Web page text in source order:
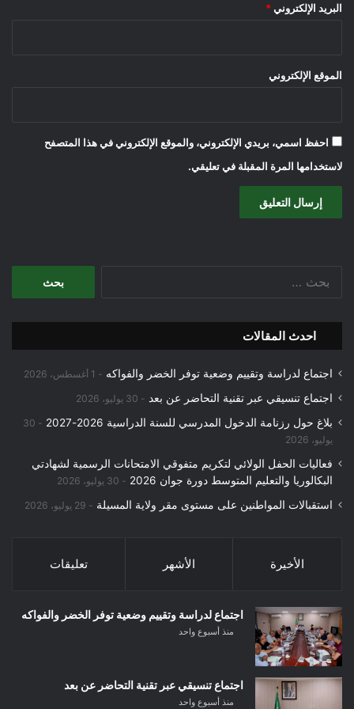
البريد الإلكتروني *
الموقع الإلكتروني
احفظ اسمي، بريدي الإلكتروني، والموقع الإلكتروني في هذا المتصفح
لاستخدامها المرة المقبلة في تعليقي.
احدث المقالات
اجتماع لدراسة وتقييم وضعية توفر الخضر والفواكه 1 أغسطس، 2026
اجتماع تنسيقي عبر تقنية التحاضر عن بعد 30 يوليو، 2026
بلاغ حول رزنامة الدخول المدرسي للسنة الدراسية 2026-2027
30
يوليو، 2026
فعاليات الحفل الولائي لتكريم متفوقي الامتحانات الرسمية لشهادتي
البكالوريا والتعليم المتوسط دورة جوان 2026
30 يوليو، 2026
استقبالات المواطنين على مستوى مقر ولاية المسيلة 29 يوليو، 2026
الأخيرة الأشهر تعليقات
اجتماع لدراسة وتقييم وضعية توفر الخضر والفواكه
منذ أسبوع واحد
اجتماع تنسيقي عبر تقنية التحاضر عن بعد
منذ أسبوع واحد